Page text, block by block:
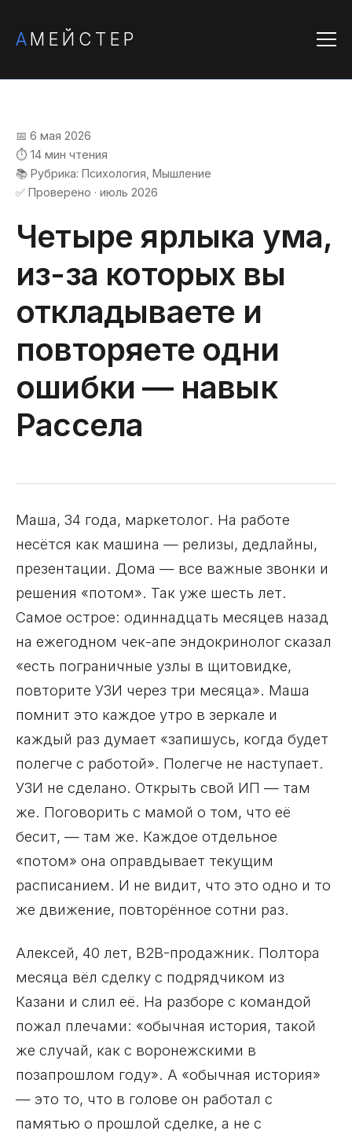
АМЕЙСТЕР
📅 6 мая 2026
⏱️ 14 мин чтения
📚 Рубрика: Психология, Мышление
✅ Проверено · июль 2026
Четыре ярлыка ума,
из-за которых вы
откладываете и
повторяете одни
ошибки — навык
Рассела
Маша, 34 года, маркетолог. На работе
несётся как машина — релизы, дедлайны,
презентации. Дома — все важные звонки и
решения «потом». Так уже шесть лет.
Самое острое: одиннадцать месяцев назад
на ежегодном чек-апе эндокринолог сказал
«есть пограничные узлы в щитовидке,
повторите УЗИ через три месяца». Маша
помнит это каждое утро в зеркале и
каждый раз думает «запишусь, когда будет
полегче с работой». Полегче не наступает.
УЗИ не сделано. Открыть свой ИП — там
же. Поговорить с мамой о том, что её
бесит, — там же. Каждое отдельное
«потом» она оправдывает текущим
расписанием. И не видит, что это одно и то
же движение, повторённое сотни раз.
Алексей, 40 лет, B2B-продажник. Полтора
месяца вёл сделку с подрядчиком из
Казани и слил её. На разборе с командой
пожал плечами: «обычная история, такой
же случай, как с воронежскими в
позапрошлом году». А «обычная история»
— это то, что в голове он работал с
памятью о прошлой сделке, а не с